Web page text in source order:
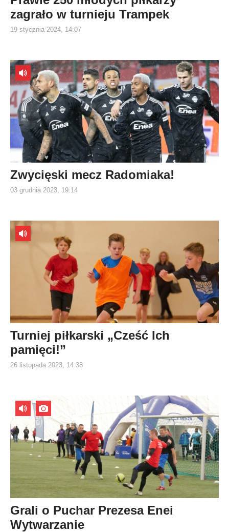
zagrało w turnieju Trampek
19 stycznia 2024, 14:07
Zwycięski mecz Radomiaka!
03 grudnia 2023, 19:14
Turniej piłkarski „Cześć Ich
pamięci!”
26 listopada 2023, 14:38
Grali o Puchar Prezesa Enei
Wytwarzanie